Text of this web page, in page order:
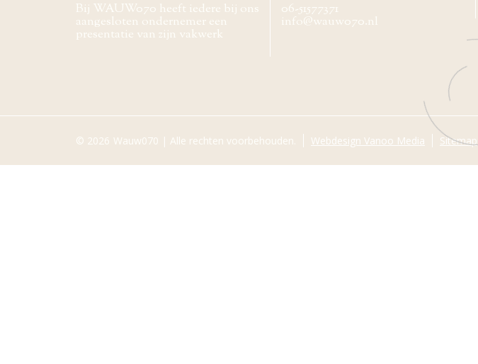
Bij WAUW070 heeft iedere bij ons
aangesloten ondernemer een
presentatie van zijn vakwerk
06-51577371
info@wauw070.nl
© 2026 Wauw070 | Alle rechten voorbehouden. Webdesign Vanoo Media Sitemap